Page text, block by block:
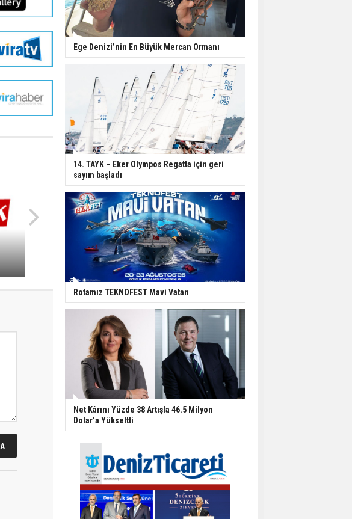
Ege Denizi’nin En Büyük Mercan Ormanı
14. TAYK – Eker Olympos Regatta için geri
sayım başladı
Rotamız TEKNOFEST Mavi Vatan
Net Kârını Yüzde 38 Artışla 46.5 Milyon
Dolar’a Yükseltti